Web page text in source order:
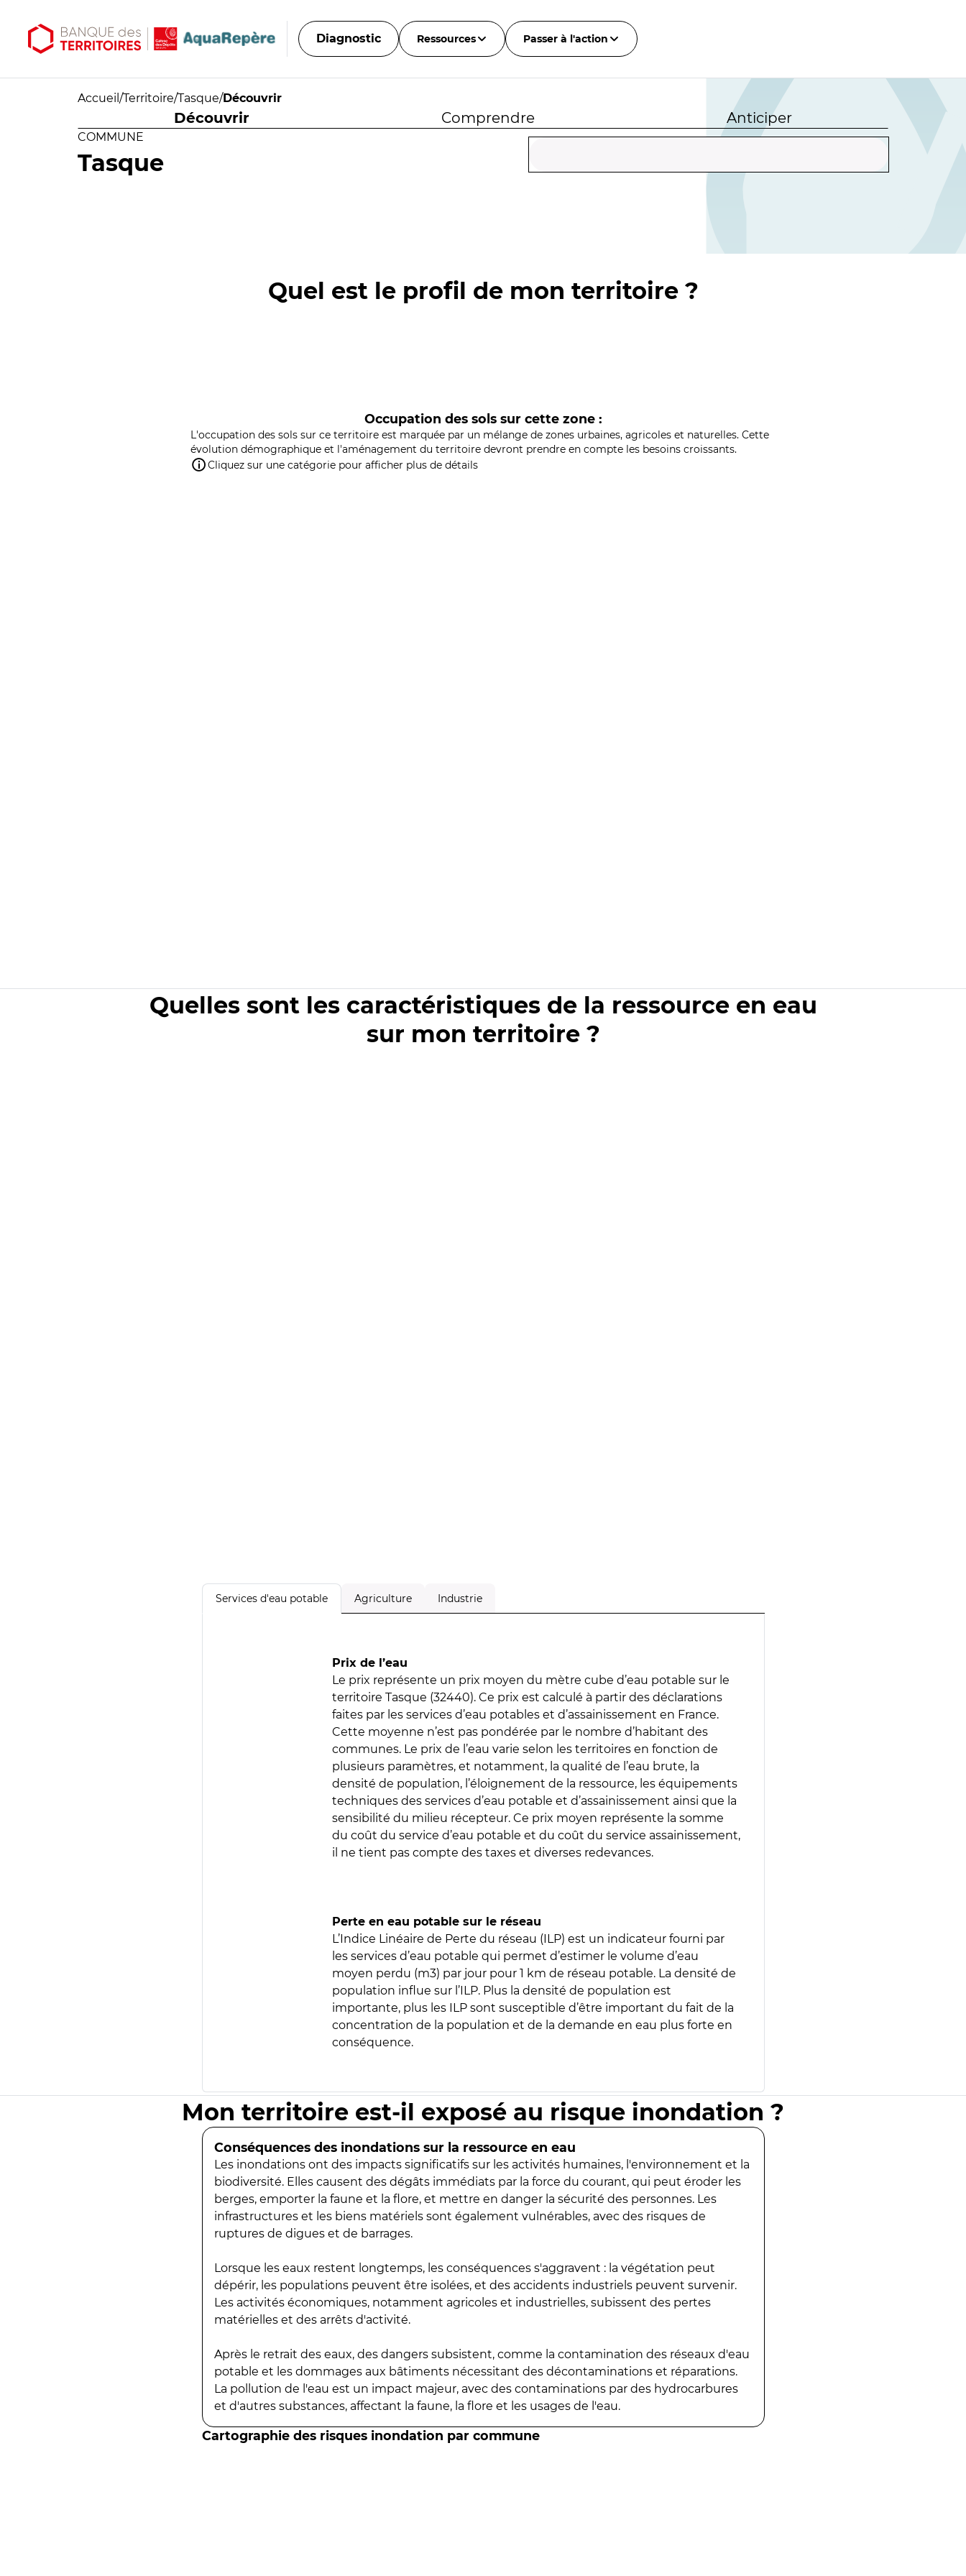
Diagnostic Ressources Passer à l'action
Accueil /Territoire/Tasque/Découvrir
Découvrir Comprendre Anticiper
COMMUNE
Tasque
Quel est le profil de mon territoire ?
Occupation des sols sur cette zone :
L'occupation des sols sur ce territoire est marquée par un mélange de zones urbaines, agricoles et naturelles. Cette
évolution démographique et l'aménagement du territoire devront prendre en compte les besoins croissants.
Cliquez sur une catégorie pour afficher plus de détails
Quelles sont les caractéristiques de la ressource en eau
sur mon territoire ?
Services d'eau potable Agriculture Industrie
Prix de l’eau
Le prix représente un prix moyen du mètre cube d’eau potable sur le
territoire Tasque (32440). Ce prix est calculé à partir des déclarations
faites par les services d’eau potables et d’assainissement en France.
Cette moyenne n’est pas pondérée par le nombre d’habitant des
communes. Le prix de l’eau varie selon les territoires en fonction de
plusieurs paramètres, et notamment, la qualité de l’eau brute, la
densité de population, l’éloignement de la ressource, les équipements
techniques des services d’eau potable et d’assainissement ainsi que la
sensibilité du milieu récepteur. Ce prix moyen représente la somme
du coût du service d’eau potable et du coût du service assainissement,
il ne tient pas compte des taxes et diverses redevances.
Perte en eau potable sur le réseau
L’Indice Linéaire de Perte du réseau (ILP) est un indicateur fourni par
les services d’eau potable qui permet d’estimer le volume d’eau
moyen perdu (m3) par jour pour 1 km de réseau potable. La densité de
population influe sur l’ILP. Plus la densité de population est
importante, plus les ILP sont susceptible d’être important du fait de la
concentration de la population et de la demande en eau plus forte en
conséquence.
Mon territoire est-il exposé au risque inondation ?
Conséquences des inondations sur la ressource en eau
Les inondations ont des impacts significatifs sur les activités humaines, l'environnement et la
biodiversité. Elles causent des dégâts immédiats par la force du courant, qui peut éroder les
berges, emporter la faune et la flore, et mettre en danger la sécurité des personnes. Les
infrastructures et les biens matériels sont également vulnérables, avec des risques de
ruptures de digues et de barrages.
Lorsque les eaux restent longtemps, les conséquences s'aggravent : la végétation peut
dépérir, les populations peuvent être isolées, et des accidents industriels peuvent survenir.
Les activités économiques, notamment agricoles et industrielles, subissent des pertes
matérielles et des arrêts d'activité.
Après le retrait des eaux, des dangers subsistent, comme la contamination des réseaux d'eau
potable et les dommages aux bâtiments nécessitant des décontaminations et réparations.
La pollution de l'eau est un impact majeur, avec des contaminations par des hydrocarbures
et d'autres substances, affectant la faune, la flore et les usages de l'eau.
Cartographie des risques inondation par commune